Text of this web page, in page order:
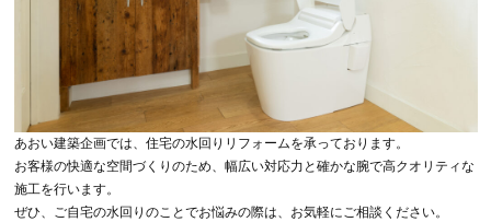
あおい建築企画では、住宅の水回りリフォームを承っております。
お客様の快適な空間づくりのため、幅広い対応力と確かな腕で高クオリティな
施工を行います。
ぜひ、ご自宅の水回りのことでお悩みの際は、お気軽にご相談ください。